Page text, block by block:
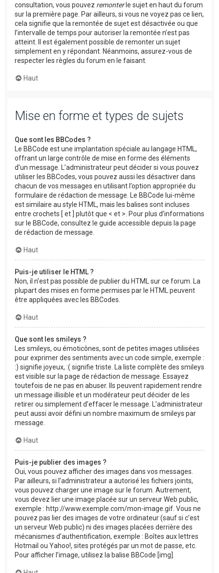
consultation, vous pouvez remonterle sujet en haut du forum
sur la première page. Par ailleurs, si vous ne voyez pas ce lien,
cela signifie que la remontée de sujet est désactivée ou que
l’intervalle de temps pour autoriser la remontée n’est pas
atteint. Il est également possible de remonter un sujet
simplement en y répondant. Néanmoins, assurez-vous de
respecter les règles du forum en le faisant.
Haut
Mise en forme et types de sujets
Que sont les BBCodes ?
Le BBCode est une implantation spéciale au langage HTML,
offrant un large contrôle de mise en forme des éléments
d’un message. L’administrateur peut décider si vous pouvez
utiliser les BBCodes, vous pouvez aussi les désactiver dans
chacun de vos messages en utilisant l’option appropriée du
formulaire de rédaction de message. Le BBCode lui-même
est similaire au style HTML, mais les balises sont incluses
entre crochets [ et ] plutôt que < et >. Pour plus d’informations
sur le BBCode, consultez le guide accessible depuis la page
de rédaction de message.
Haut
Puis-je utiliser le HTML ?
Non, il n’est pas possible de publier du HTML sur ce forum. La
plupart des mises en forme permises par le HTML peuvent
être appliquées avec les BBCodes.
Haut
Que sont les smileys ?
Les smileys, ou émoticônes, sont de petites images utilisées
pour exprimer des sentiments avec un code simple, exemple :
:) signifie joyeux, :( signifie triste. La liste complète des smileys
est visible sur la page de rédaction de message. Essayez
toutefois de ne pas en abuser. Ils peuvent rapidement rendre
un message illisible et un modérateur peut décider de les
retirer ou simplement d’effacer le message. L’administrateur
peut aussi avoir défini un nombre maximum de smileys par
message.
Haut
Puis-je publier des images ?
Oui, vous pouvez afficher des images dans vos messages.
Par ailleurs, si l’administrateur a autorisé les fichiers joints,
vous pouvez charger une image sur le forum. Autrement,
vous devez lier une image placée sur un serveur Web public,
exemple : http://www.exemple.com/mon-image.gif. Vous ne
pouvez pas lier des images de votre ordinateur (sauf si c’est
un serveur Web public) ni des images placées derrière des
mécanismes d’authentification, exemple : Boîtes aux lettres
Hotmail ou Yahoo!, sites protégés par un mot de passe, etc.
Pour afficher l’image, utilisez la balise BBCode [img].